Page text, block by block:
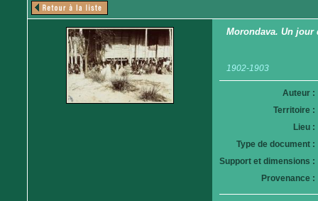
Morondava. Un jour
1902-1903
Auteur :
Territoire :
Lieu :
Type de document :
Support et dimensions :
Provenance :